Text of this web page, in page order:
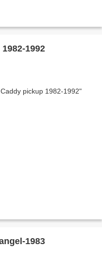
1992
1983